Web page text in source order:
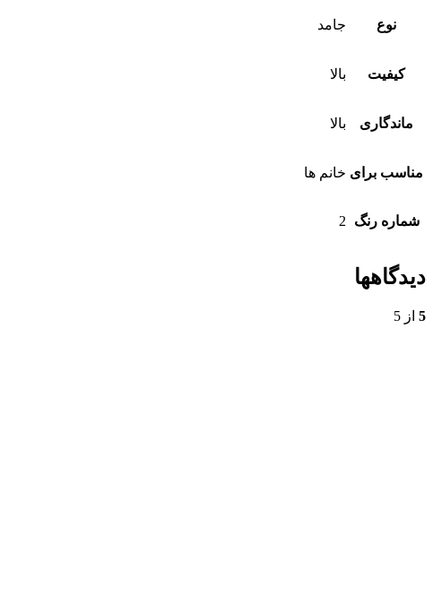
نوع جامد
کیفیت بالا
ماندگاری بالا
مناسب برای خانم ها
شماره رنگ 2
دیدگاهها
5 از 5